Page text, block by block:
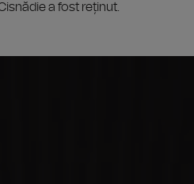
a fost reținut.